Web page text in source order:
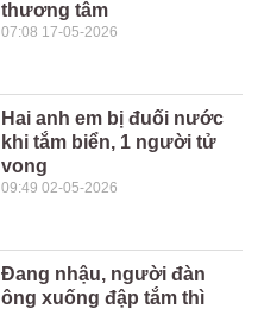
thương tâm
07:08 17-05-2026
Hai anh em bị đuối nước
khi tắm biển, 1 người tử
vong
09:49 02-05-2026
Đang nhậu, người đàn
ông xuống đập tắm thì